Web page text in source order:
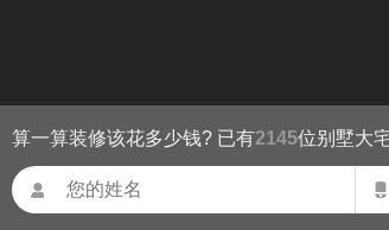
算一算装修该花多少钱? 已有2145位别墅大